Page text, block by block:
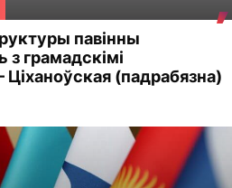
павінны
з грамадскімі
Ціханоўская (падрабязна)